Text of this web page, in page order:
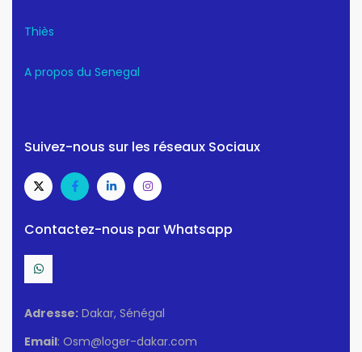
Thiès
A propos du Senegal
Suivez-nous sur les réseaux Sociaux
Contactez-nous par Whatsapp
Adresse: Dakar, Sénégal
Email: Osm@loger-dakar.com